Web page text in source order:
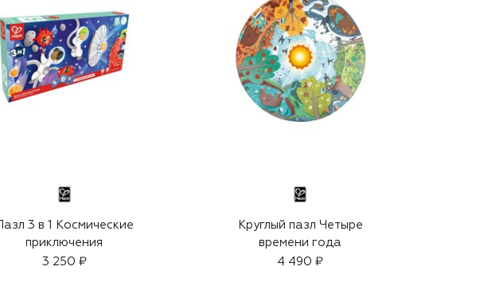
Пазл 3 в 1 Космические
приключения
3 250 ₽
Круглый пазл Четыре
времени года
4 490 ₽